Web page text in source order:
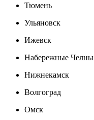
Тюмень
Ульяновск
Ижевск
Набережные Челны
Нижнекамск
Волгоград
Омск